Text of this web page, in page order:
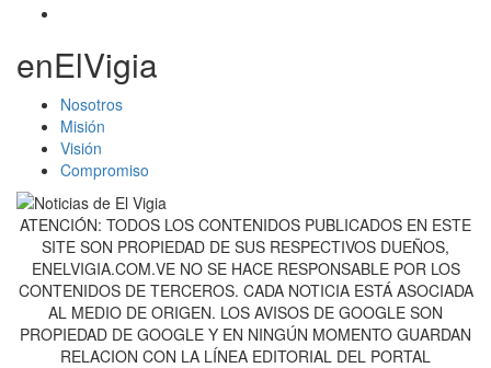
enElVigia
Nosotros
Misión
Visión
Compromiso
ATENCIÓN: TODOS LOS CONTENIDOS PUBLICADOS EN ESTE
SITE SON PROPIEDAD DE SUS RESPECTIVOS DUEÑOS,
ENELVIGIA.COM.VE NO SE HACE RESPONSABLE POR LOS
CONTENIDOS DE TERCEROS. CADA NOTICIA ESTÁ ASOCIADA
AL MEDIO DE ORIGEN. LOS AVISOS DE GOOGLE SON
PROPIEDAD DE GOOGLE Y EN NINGÚN MOMENTO GUARDAN
RELACION CON LA LÍNEA EDITORIAL DEL PORTAL